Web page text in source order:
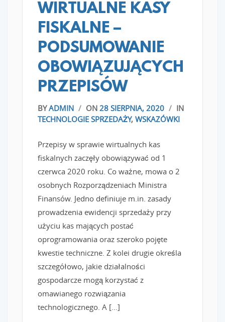
WIRTUALNE KASY
FISKALNE –
PODSUMOWANIE
OBOWIĄZUJĄCYCH
PRZEPISÓW
BYADMIN / ON 28 SIERPNIA, 2020 / IN
TECHNOLOGIE SPRZEDAŻY, WSKAZÓWKI
Przepisy w sprawie wirtualnych kas
fiskalnych zaczęły obowiązywać od 1
czerwca 2020 roku. Co ważne, mowa o 2
osobnych Rozporządzeniach Ministra
Finansów. Jedno definiuje m.in. zasady
prowadzenia ewidencji sprzedaży przy
użyciu kas mających postać
oprogramowania oraz szeroko pojęte
kwestie techniczne. Z kolei drugie określa
szczegółowo, jakie działalności
gospodarcze mogą korzystać z
omawianego rozwiązania
technologicznego. A […]